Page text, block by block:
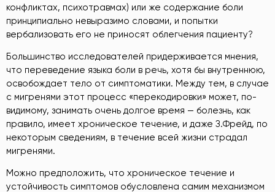
конфликтах, психотравмах) или же содержание боли
принципиально невыразимо словами, и попытки
вербализовать его не приносят облегчения пациенту?
Большинство исследователей придерживается мнения,
что переведение языка боли в речь, хотя бы внутреннюю,
освобождает тело от симптоматики. Между тем, в случае
с мигренями этот процесс «перекодировки» может, по-
видимому, занимать очень долгое время — болезнь, как
правило, имеет хроническое течение, и даже З.Фрейд, по
некоторым сведениям, в течение всей жизни страдал
мигренями.
Можно предположить, что хроническое течение и
устойчивость симптомов обусловлена самим механизмом